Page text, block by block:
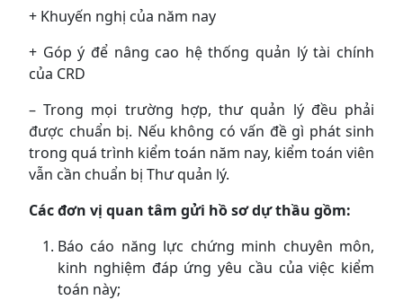
+ Khuyến nghị của năm nay
+ Góp ý để nâng cao hệ thống quản lý tài chính
của CRD
– Trong mọi trường hợp, thư quản lý đều phải
được chuẩn bị. Nếu không có vấn đề gì phát sinh
trong quá trình kiểm toán năm nay, kiểm toán viên
vẫn cần chuẩn bị Thư quản lý.
Các đơn vị quan tâm gửi hồ sơ dự thầu gồm:
Báo cáo năng lực chứng minh chuyên môn,
kinh nghiệm đáp ứng yêu cầu của việc kiểm
toán này;